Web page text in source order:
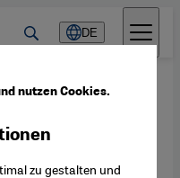
DE
nutzen Cookies.
zu gestalten und